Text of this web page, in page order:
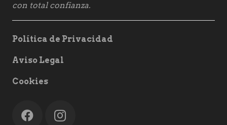
con total confianza.
Política de Privacidad
Aviso Legal
Cookies